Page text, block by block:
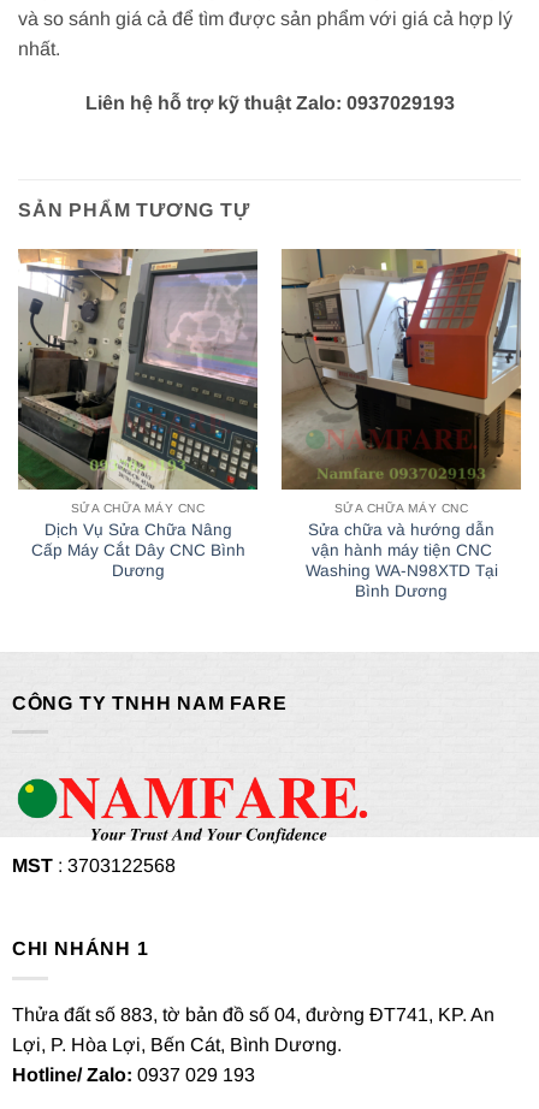
và so sánh giá cả để tìm được sản phẩm với giá cả hợp lý
nhất.
Liên hệ hỗ trợ kỹ thuật Zalo: 0937029193
SẢN PHẨM TƯƠNG TỰ
SỬA CHỮA MÁY CNC
Dịch Vụ Sửa Chữa Nâng
Cấp Máy Cắt Dây CNC Bình
Dương
SỬA CHỮA MÁY CNC
Sửa chữa và hướng dẫn
vận hành máy tiện CNC
Washing WA-N98XTD Tại
Bình Dương
CÔNG TY TNHH NAM FARE
MST: 3703122568
CHI NHÁNH 1
Thửa đất số 883, tờ bản đồ số 04, đường ĐT741, KP. An
Lợi, P. Hòa Lợi, Bến Cát, Bình Dương.
Hotline/ Zalo: 0937 029 193